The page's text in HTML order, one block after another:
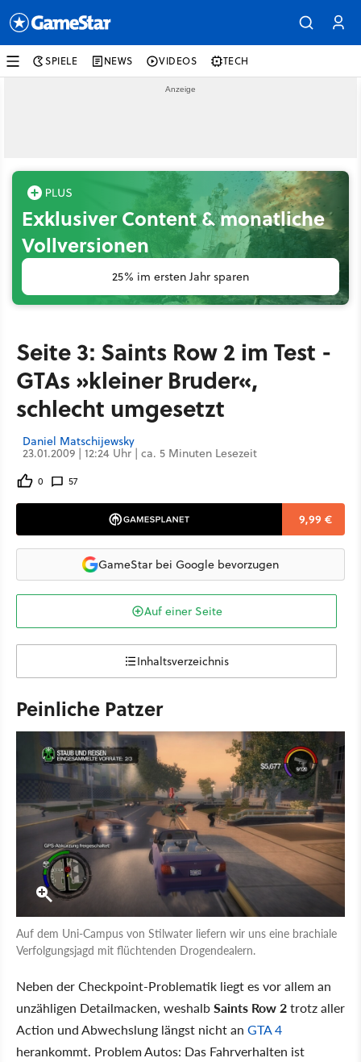
SPIELE NEWS VIDEOS TECH
Exklusiver Content & monatliche
Vollversionen
25% im ersten Jahr sparen
Seite 3: Saints Row 2 im Test -
GTAs »kleiner Bruder«,
schlecht umgesetzt
Daniel Matschijewsky
23.01.2009 | 12:24 Uhr | ca. 5 Minuten Lesezeit
0 57
9,99 €
GameStar bei Google bevorzugen
Auf einer Seite
Inhaltsverzeichnis
Peinliche Patzer
Auf dem Uni-Campus von Stilwater liefern wir uns eine brachiale
Verfolgungsjagd mit flüchtenden Drogendealern.
Neben der Checkpoint-Problematik liegt es vor allem an
unzähligen Detailmacken, weshalbSaints Row 2trotz aller
Action und Abwechslung längst nicht an GTA 4
herankommt. Problem Autos: Das Fahrverhalten ist